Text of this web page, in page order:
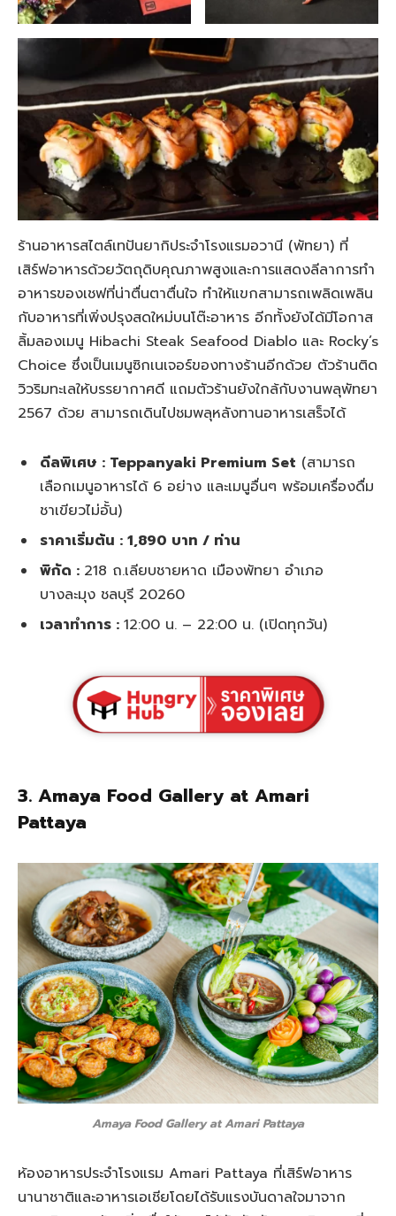
ร้านอาหารสไตล์เทปันยากิประจำโรงแรมอวานี (พัทยา) ที่
เสิร์ฟอาหารด้วยวัตถุดิบคุณภาพสูงและการแสดงลีลาการทำ
อาหารของเชฟที่น่าตื่นตาตื่นใจ ทำให้แขกสามารถเพลิดเพลิน
กับอาหารที่เพิ่งปรุงสดใหม่บนโต๊ะอาหาร อีกทั้งยังได้มีโอกาส
ลิ้มลองเมนู Hibachi Steak Seafood Diablo และ Rocky’s
Choice ซึ่งเป็นเมนูซิกเนเจอร์ของทางร้านอีกด้วย ตัวร้านติด
วิวริมทะเลให้บรรยากาศดี แถมตัวร้านยังใกล้กับงานพลุพัทยา
2567 ด้วย สามารถเดินไปชมพลุหลังทานอาหารเสร็จได้
ดีลพิเศษ : Teppanyaki Premium Set (สามารถ
เลือกเมนูอาหารได้ 6 อย่าง และเมนูอื่นๆ พร้อมเครื่องดื่ม
ชาเขียวไม่อั้น)
ราคาเริ่มต้น : 1,890 บาท / ท่าน
พิกัด : 218 ถ.เลียบชายหาด เมืองพัทยา อำเภอ
บางละมุง ชลบุรี 20260
เวลาทำการ : 12:00 น. – 22:00 น. (เปิดทุกวัน)
3. Amaya Food Gallery at Amari
Pattaya
Amaya Food Gallery at Amari Pattaya
ห้องอาหารประจำโรงแรม Amari Pattaya ที่เสิร์ฟอาหาร
นานาชาติและอาหารเอเชียโดยได้รับแรงบันดาลใจมาจาก